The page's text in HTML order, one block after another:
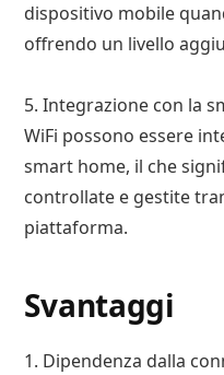
dispositivo mobile
offrendo un livello
5. Integrazione con la
WiFi possono essere
smart home, il che
controllate e gestite
piattaforma.
Svantaggi
1. Dipendenza dalla